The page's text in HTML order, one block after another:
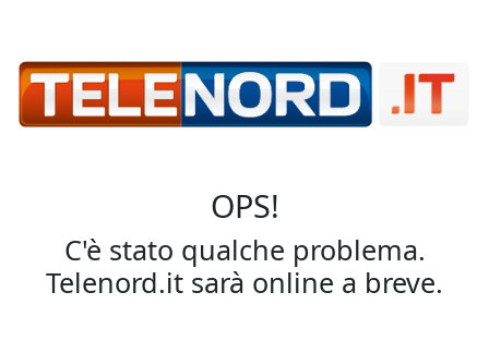
OPS!
C'è stato qualche problema.
Telenord.it sarà online a breve.